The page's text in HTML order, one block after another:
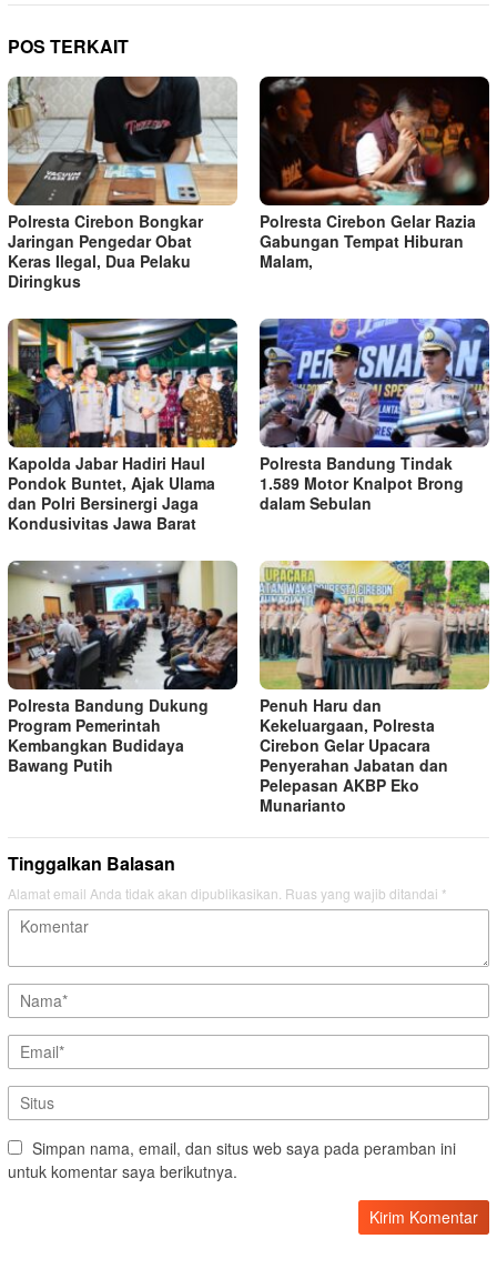
POS TERKAIT
Polresta Cirebon Bongkar
Jaringan Pengedar Obat
Keras Ilegal, Dua Pelaku
Diringkus
Polresta Cirebon Gelar Razia
Gabungan Tempat Hiburan
Malam,
Kapolda Jabar Hadiri Haul
Pondok Buntet, Ajak Ulama
dan Polri Bersinergi Jaga
Kondusivitas Jawa Barat
Polresta Bandung Tindak
1.589 Motor Knalpot Brong
dalam Sebulan
Polresta Bandung Dukung
Program Pemerintah
Kembangkan Budidaya
Bawang Putih
Penuh Haru dan
Kekeluargaan, Polresta
Cirebon Gelar Upacara
Penyerahan Jabatan dan
Pelepasan AKBP Eko
Munarianto
Tinggalkan Balasan
Alamat email Anda tidak akan dipublikasikan. Ruas yang wajib ditandai *
Simpan nama, email, dan situs web saya pada peramban ini
untuk komentar saya berikutnya.